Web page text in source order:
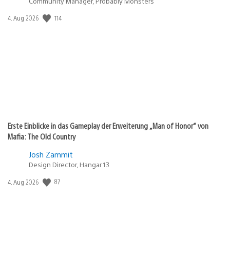
Veröffentlichungsdatum:
4. Aug 2026 114
Erste Einblicke in das Gameplay der Erweiterung „Man of Honor“ von
Mafia: The Old Country
Josh Zammit
Design Director, Hangar 13
Veröffentlichungsdatum:
4. Aug 2026 87